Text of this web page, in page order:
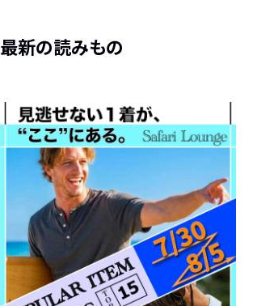
最新の読みもの